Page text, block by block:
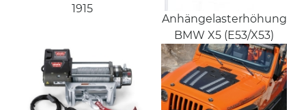
1915
Anhängelasterhöhung
BMW X5 (E53/X53)